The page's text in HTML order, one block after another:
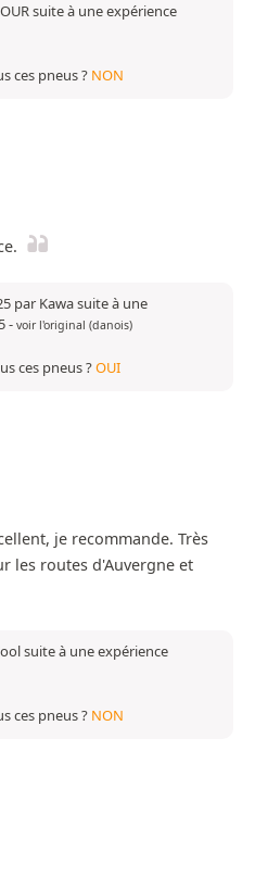
suite à une expérience
ces pneus ? NON
par Kawa suite à une
- voir l'original (danois)
ces pneus ?OUI
je recommande. Très
les routes d'Auvergne et
suite à une expérience
ces pneus ? NON